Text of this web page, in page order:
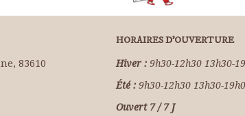
83610
HORAIRES D'OUVERTURE
Hiver :9h30-12h30 13h30-
Été :9h30-12h30 13h30-
Ouvert 7 / 7 J